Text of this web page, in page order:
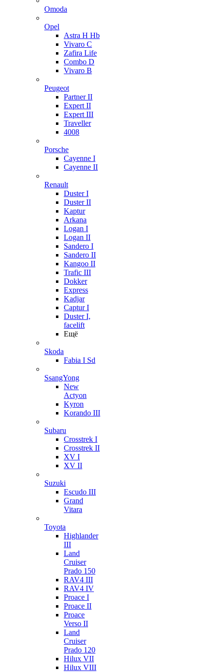
Omoda
Opel
Astra H Hb
Vivaro C
Zafira Life
Combo D
Vivaro B
Peugeot
Partner II
Expert II
Expert III
Traveller
4008
Porsche
Cayenne I
Cayenne II
Renault
Duster I
Duster II
Kaptur
Arkana
Logan I
Logan II
Sandero I
Sandero II
Kangoo II
Trafic III
Dokker
Express
Kadjar
Captur I
Duster I,
facelift
Ещё
Skoda
Fabia I Sd
SsangYong
New
Actyon
Kyron
Korando III
Subaru
Crosstrek I
Crosstrek II
XV I
XV II
Suzuki
Escudo III
Grand
Vitara
Toyota
Highlander
III
Land
Cruiser
Prado 150
RAV4 III
RAV4 IV
Proace I
Proace II
Proace
Verso II
Land
Cruiser
Prado 120
Hilux VII
Hilux VIII